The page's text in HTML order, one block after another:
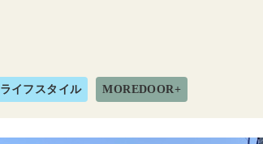
ライフスタイル MOREDOOR+